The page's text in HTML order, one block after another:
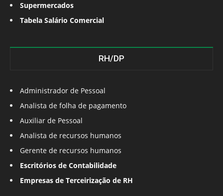
Supermercados
Tabela Salário Comercial
RH/DP
Administrador de Pessoal
Analista de folha de pagamento
Auxiliar de Pessoal
Analista de recursos humanos
Gerente de recursos humanos
Escritórios de Contabilidade
Empresas de Terceirização de RH